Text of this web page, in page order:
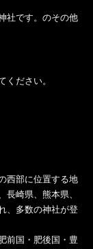
社です。のその他
ください。
西部に位置する地
崎県、熊本県、
、多数の神社が登
前国・肥後国・豊